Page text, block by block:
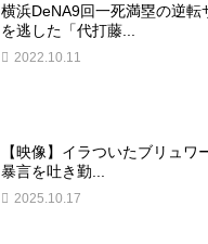
横浜DeNA9回一死満塁の逆転
を逃した「代打藤...
2022.10.11
【映像】イラついたブリュワ
暴言を吐き勤...
2025.10.17